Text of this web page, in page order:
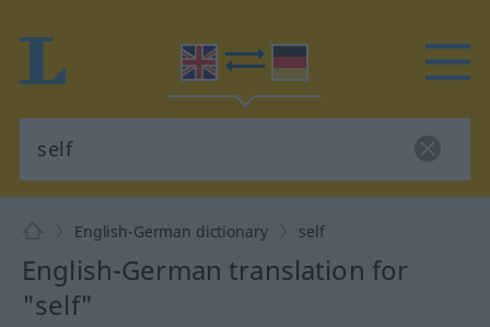
English-German dictionary self
English-German translation for
"self"